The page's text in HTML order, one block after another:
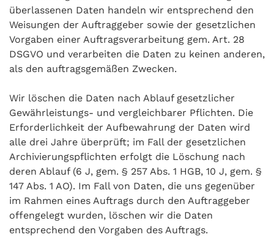
überlassenen Daten handeln wir entsprechend den
Weisungen der Auftraggeber sowie der gesetzlichen
Vorgaben einer Auftragsverarbeitung gem. Art. 28
DSGVO und verarbeiten die Daten zu keinen anderen,
als den auftragsgemäßen Zwecken.
Wir löschen die Daten nach Ablauf gesetzlicher
Gewährleistungs- und vergleichbarer Pflichten. Die
Erforderlichkeit der Aufbewahrung der Daten wird
alle drei Jahre überprüft; im Fall der gesetzlichen
Archivierungspflichten erfolgt die Löschung nach
deren Ablauf (6 J, gem. § 257 Abs. 1 HGB, 10 J, gem. §
147 Abs. 1 AO). Im Fall von Daten, die uns gegenüber
im Rahmen eines Auftrags durch den Auftraggeber
offengelegt wurden, löschen wir die Daten
entsprechend den Vorgaben des Auftrags.